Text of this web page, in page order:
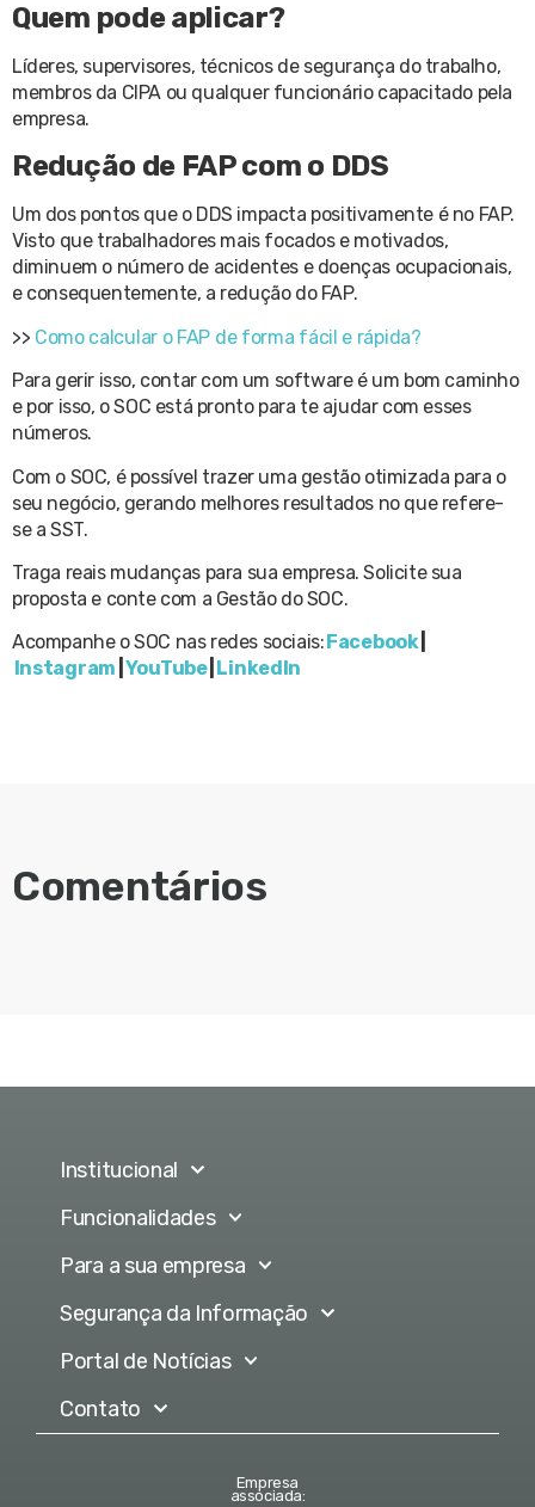
Quem pode aplicar?
Líderes, supervisores, técnicos de segurança do trabalho,
membros da CIPA ou qualquer funcionário capacitado pela
empresa.
Redução de FAP com o DDS
Um dos pontos que o DDS impacta positivamente é no FAP.
Visto que trabalhadores mais focados e motivados,
diminuem o número de acidentes e doenças ocupacionais,
e consequentemente, a redução do FAP.
>> Como calcular o FAP de forma fácil e rápida?
Para gerir isso, contar com um software é um bom caminho
e por isso, o SOC está pronto para te ajudar com esses
números.
Com o SOC, é possível trazer uma gestão otimizada para o
seu negócio, gerando melhores resultados no que refere-
se a SST.
Traga reais mudanças para sua empresa. Solicite sua
proposta e conte com a Gestão do SOC.
Acompanhe o SOC nas redes sociais: Facebook|
Instagram YouTube| LinkedIn
Comentários
Institucional
Funcionalidades
Para a sua empresa
Segurança da Informação
Portal de Notícias
Contato
Empresa
associada: